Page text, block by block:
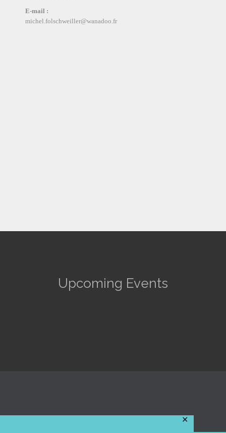
✕
E-mail :
michel.folschweiller@wanadoo.fr
Upcoming Events